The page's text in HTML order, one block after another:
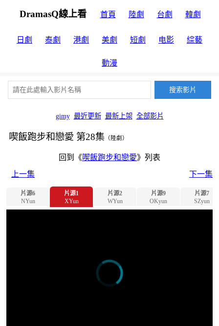
DramasQ線上看 首頁 陸劇 台劇 韓劇
日劇 泰劇 港劇 美劇 短劇 电影 綜藝
動漫
gimy 最近更新 最新上架 全部影片
喫飯跑步和戀愛 第28集 （陸劇）
回到《喫飯跑步和戀愛》列表
上一集
下一集
片源6
NYun
片源1
XYun
片源2
WYun
片源9
OKyun
片源7
SZyun